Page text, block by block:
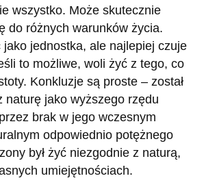
wszystko. Może skutecznie
do różnych warunków życia.
jako jednostka, ale najlepiej czuje
to możliwe, woli żyć z tego, co
Konkluzje są proste – został
naturę jako wyższego rzędu
brak w jego wczesnym
odpowiednio potężnego
był żyć niezgodnie z naturą,
umiejętnościach.